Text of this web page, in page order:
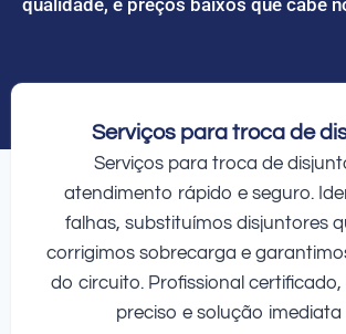
Serviços para troca de
Serviços para troca de
atendimento rápido e seguro.
falhas, substituímos disjuntores
corrigimos sobrecarga e
do circuito. Profissional
preciso e solução imediata